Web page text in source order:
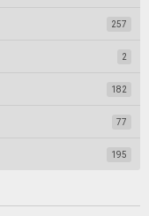
257
2
182
77
195